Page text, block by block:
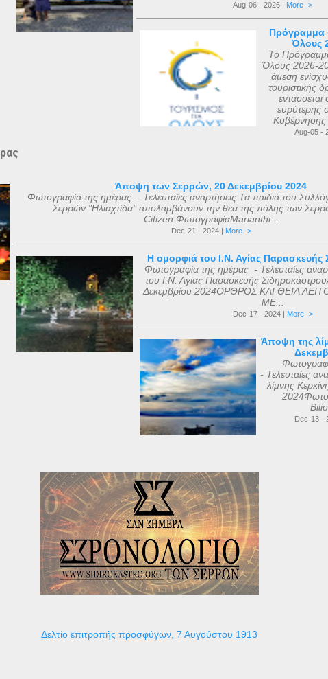
Aug-06 - 2026 | More ->
Πρόγραμμα
Όλους
Το
Όλους 2026-
άμεση
τουριστικής
εντάσσεται
ευρύτερης
Κυβέρνησης
Aug-05 -
Άποψη των Σερρών, 20 Δεκεμβρίου 2024
Φωτογραφία της ημέρας - Τελευταίες αναρτήσεις Τα παιδιά του
Σερρών "Ηλιαχτίδα" απολαμβάνουν την θέα της πόλης των
Citizen.ΦωτογραφίαMarianthi...
Dec-21 - 2024 | More ->
Η ομορφιά του Ι.Ν. Αγίας Παρασκευής
Φωτογραφία της ημέρας - Τελευταίες
του Ι.Ν. Αγίας Παρασκευής
Δεκεμβρίου 2024ΟΡΘΡΟΣ ΚΑΙ ΘΕΙΑ
ΜΕ...
Dec-17 - 2024 | More ->
Άποψη της
- Τελευταίες
λίμνης
Dec-13 -
Δελτίο επιτροπής προσφύγων, 7 Αυγούστου 1913